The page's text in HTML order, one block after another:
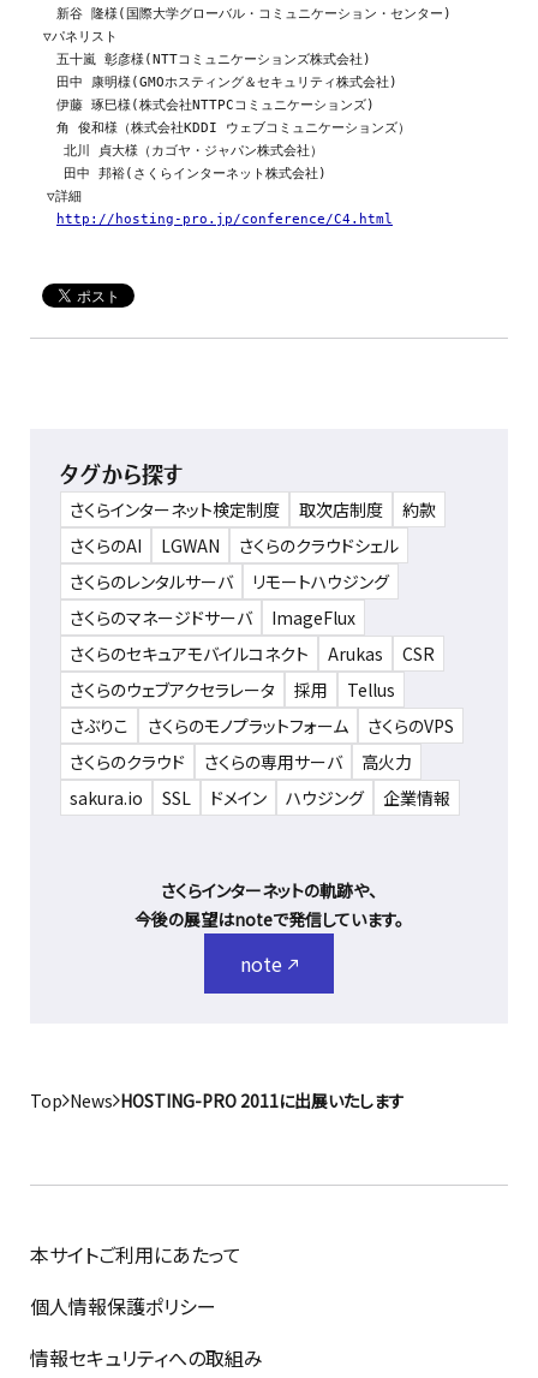
新谷 隆様(国際大学グローバル・コミュニケーション・センター)
▽パネリスト
五十嵐 彰彦様(NTTコミュニケーションズ株式会社)
田中 康明様(GMOホスティング＆セキュリティ株式会社)
伊藤 琢巳様(株式会社NTTPCコミュニケーションズ)
角 俊和様（株式会社KDDI ウェブコミュニケーションズ）
http://hosting-pro.jp/conference/C4.html
タグから探す
さくらインターネット検定制度 取次店制度
約款
さくらのAI
LGWAN
さくらのクラウドシェル
さくらのレンタルサーバ
リモートハウジング
さくらのマネージドサーバ
ImageFlux
さくらのセキュアモバイルコネクト
Arukas
CSR
さくらのウェブアクセラレータ
採用
Tellus
さぶりこ
さくらのモノプラットフォーム
さくらのVPS
さくらのクラウド
さくらの専用サーバ
高火力
sakura.io
SSL ドメイン ハウジング 企業情報
さくらインターネットの軌跡や、
今後の展望はnoteで発信しています。
note
Top News HOSTING-PRO 2011に出展いたします
本サイトご利用にあたって
個人情報保護ポリシー
情報セキュリティへの取組み